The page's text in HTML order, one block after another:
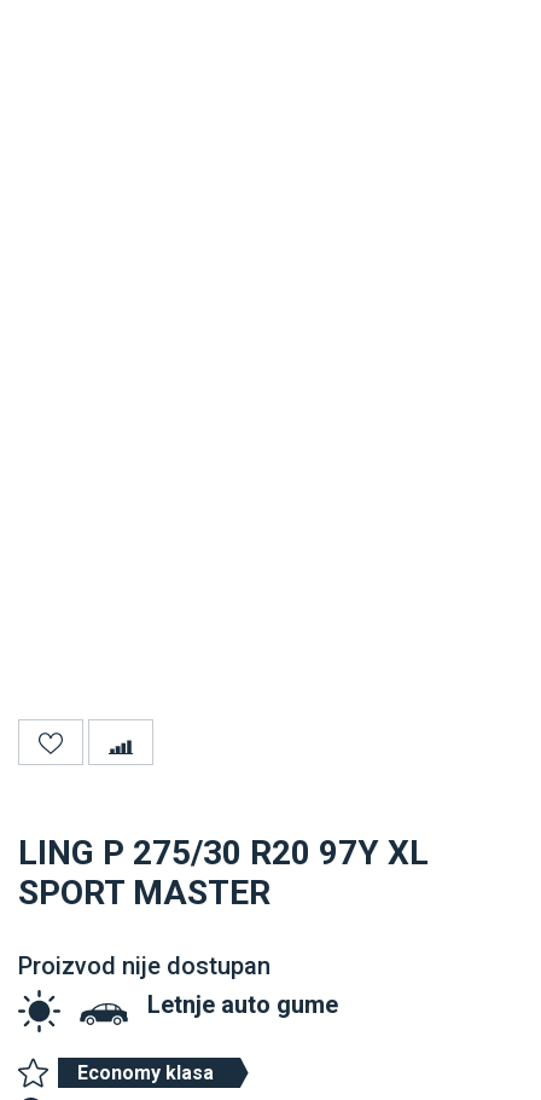
LING P 275/30 R20 97Y XL
SPORT MASTER
Proizvod nije dostupan
Letnje auto gume
Economy klasa